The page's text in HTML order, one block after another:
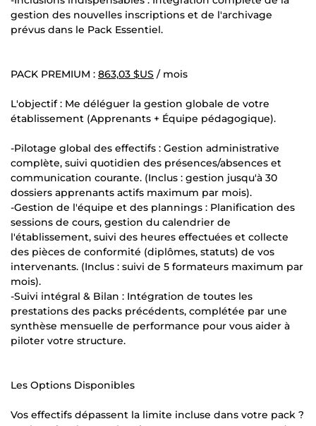
gestion des nouvelles inscriptions et de l'archivage
prévus dans le Pack Essentiel.
PACK PREMIUM : 863,03 $US / mois
L'objectif : Me déléguer la gestion globale de votre
établissement (Apprenants + Équipe pédagogique).
-Pilotage global des effectifs : Gestion administrative
complète, suivi quotidien des présences/absences et
communication courante. (Inclus : gestion jusqu'à 30
dossiers apprenants actifs maximum par mois).
-Gestion de l'équipe et des plannings : Planification des
sessions de cours, gestion du calendrier de
l'établissement, suivi des heures effectuées et collecte
des pièces de conformité (diplômes, statuts) de vos
intervenants. (Inclus : suivi de 5 formateurs maximum par
mois).
-Suivi intégral & Bilan : Intégration de toutes les
prestations des packs précédents, complétée par une
synthèse mensuelle de performance pour vous aider à
piloter votre structure.
Les Options Disponibles
Vos effectifs dépassent la limite incluse dans votre pack ?